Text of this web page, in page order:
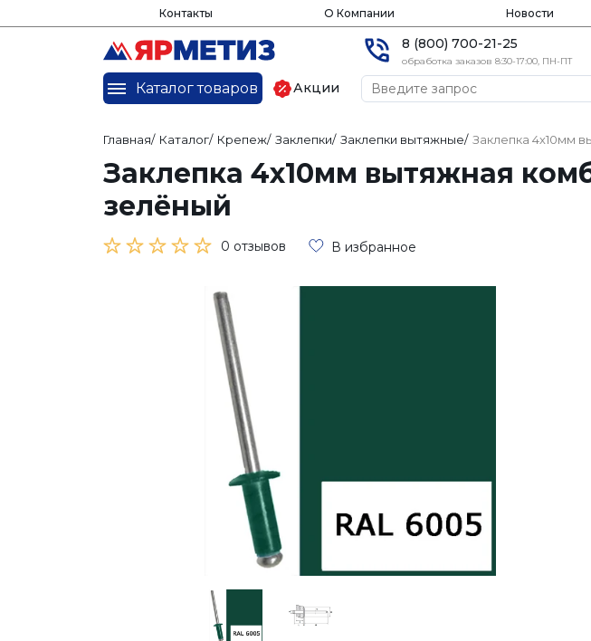
Контакты О Компании Новости
8 (800) 700-21-25
обработка заказов 8:30-17:00, ПН-ПТ
Каталог товаров Акции
Главная/ Каталог/ Крепеж/ Заклепки/ Заклепки вытяжные/ Заклепка 4х10мм
Заклепка 4х10мм вытяжная
зелёный
0 отзывов В избранное